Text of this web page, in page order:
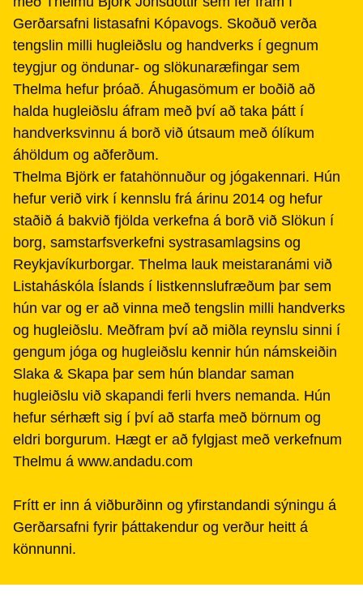
Gerðarsafni listasafni Kópavogs. Skoðuð verða
tengslin milli hugleiðslu og handverks í gegnum
teygjur og öndunar- og slökunaræfingar sem
Thelma hefur þróað. Áhugasömum er boðið að
halda hugleiðslu áfram með því að taka þátt í
handverksvinnu á borð við útsaum með ólíkum
áhöldum og aðferðum.
Thelma Björk er fatahönnuður og jógakennari. Hún
hefur verið virk í kennslu frá árinu 2014 og hefur
staðið á bakvið fjölda verkefna á borð við Slökun í
borg, samstarfsverkefni systrasamlagsins og
Reykjavíkurborgar. Thelma lauk meistaranámi við
Listaháskóla Íslands í listkennslufræðum þar sem
hún var og er að vinna með tengslin milli handverks
og hugleiðslu. Meðfram því að miðla reynslu sinni í
gengum jóga og hugleiðslu kennir hún námskeiðin
Slaka & Skapa þar sem hún blandar saman
hugleiðslu við skapandi ferli hvers nemanda. Hún
hefur sérhæft sig í því að starfa með börnum og
eldri borgurum. Hægt er að fylgjast með verkefnum
Thelmu á www.andadu.com
Frítt er inn á viðburðinn og yfirstandandi sýningu á
Gerðarsafni fyrir þáttakendur og verður heitt á
könnunni.